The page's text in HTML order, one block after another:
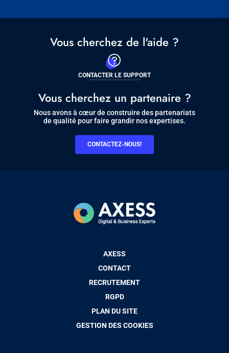
Vous cherchez de l'aide ?
CONTACTER LE SUPPORT
Vous cherchez un partenaire ?
Nous avons à cœur de construire des partenariats
de qualité pour faire grandir nos expertises.
CONTACTEZ-NOUS!
AXESS
CONTACT
RECRUTEMENT
RGPD
PLAN DU SITE
GESTION DES COOKIES